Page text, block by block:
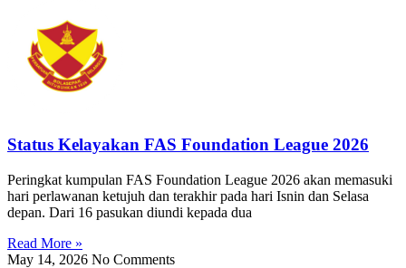
Status Kelayakan FAS Foundation League 2026
Peringkat kumpulan FAS Foundation League 2026 akan memasuki
hari perlawanan ketujuh dan terakhir pada hari Isnin dan Selasa
depan. Dari 16 pasukan diundi kepada dua
Read More »
May 14, 2026 No Comments